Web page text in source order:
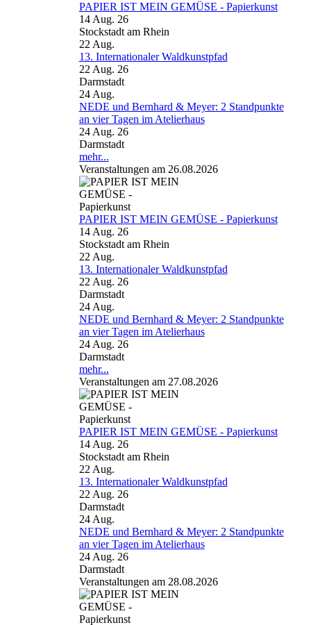
PAPIER IST MEIN GEMÜSE - Papierkunst
14 Aug. 26
Stockstadt am Rhein
22 Aug.
13. Internationaler Waldkunstpfad
22 Aug. 26
Darmstadt
24 Aug.
NEDE und Bernhard & Meyer: 2 Standpunkte
an vier Tagen im Atelierhaus
24 Aug. 26
Darmstadt
mehr...
Veranstaltungen am 26.08.2026
PAPIER IST MEIN GEMÜSE - Papierkunst
14 Aug. 26
Stockstadt am Rhein
22 Aug.
13. Internationaler Waldkunstpfad
22 Aug. 26
Darmstadt
24 Aug.
NEDE und Bernhard & Meyer: 2 Standpunkte
an vier Tagen im Atelierhaus
24 Aug. 26
Darmstadt
mehr...
Veranstaltungen am 27.08.2026
PAPIER IST MEIN GEMÜSE - Papierkunst
14 Aug. 26
Stockstadt am Rhein
22 Aug.
13. Internationaler Waldkunstpfad
22 Aug. 26
Darmstadt
24 Aug.
NEDE und Bernhard & Meyer: 2 Standpunkte
an vier Tagen im Atelierhaus
24 Aug. 26
Darmstadt
Veranstaltungen am 28.08.2026